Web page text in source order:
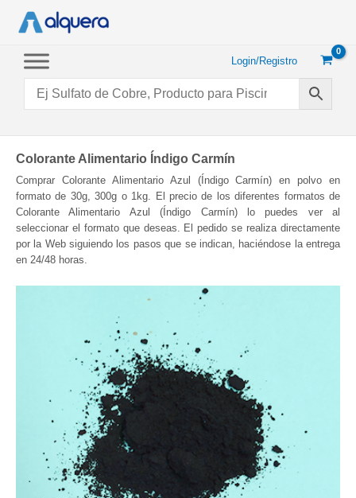
Login/Registro
Colorante Alimentario Índigo Carmín
Comprar Colorante Alimentario Azul (Índigo Carmín) en polvo en
formato de 30g, 300g o 1kg. El precio de los diferentes formatos de
Colorante Alimentario Azul (Índigo Carmín) lo puedes ver al
seleccionar el formato que deseas. El pedido se realiza directamente
por la Web siguiendo los pasos que se indican, haciéndose la entrega
en 24/48 horas.